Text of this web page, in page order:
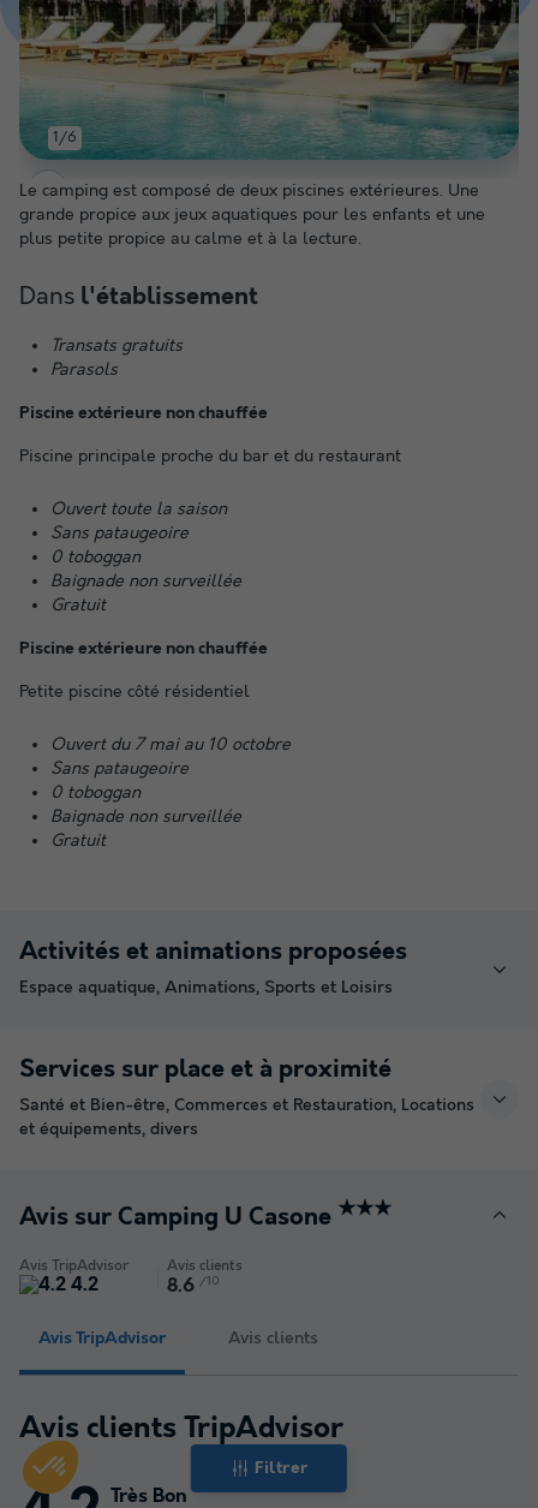
Filtrer
1/6
Le camping est composé de deux piscines extérieures. Une
grande propice aux jeux aquatiques pour les enfants et une
plus petite propice au calme et à la lecture.
Dans l'établissement
Transats gratuits
Parasols
Piscine extérieure non chauffée
Piscine principale proche du bar et du restaurant
Ouvert toute la saison
Sans pataugeoire
0 toboggan
Baignade non surveillée
Gratuit
Piscine extérieure non chauffée
Petite piscine côté résidentiel
Ouvert du 7 mai au 10 octobre
Sans pataugeoire
0 toboggan
Baignade non surveillée
Gratuit
Activités et animations proposées
Espace aquatique, Animations, Sports et Loisirs
Services sur place et à proximité
Santé et Bien-être, Commerces et Restauration, Locations
et équipements, divers
Avis sur Camping U Casone ★★★
Avis TripAdvisor
4.2
Avis clients
8.6 /10
Avis TripAdvisor Avis clients
Avis clients TripAdvisor
Très Bon